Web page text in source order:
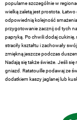
popularne szczególnie w
wielką zaletą jest prostota.
odpowiednią kolejność
przygotowanie zacznij od tych
papryką. Po chwili dodaj cukinię,
straciły kształtu i zachowały
zmiękną jeszcze podczas
Nadają się także świeże. Jeśli
gniazd. Ratatouille podawaj ze
dodatkiem kaszy jaglanej lub